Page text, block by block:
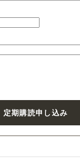
定期購読申し込み